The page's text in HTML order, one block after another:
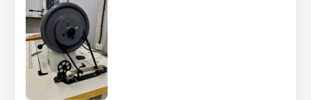
Патрубки
Прокладки
Рукава высокого давления
Показать ещё